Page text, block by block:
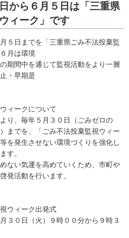
から６月５日は「三重県
ィーク」です
５日までを「三重県ごみ不法投棄監
月は環境
期間中を通じて監視活動をより一層
・早期是
ィークについて
り、毎年５月３０日（ごみゼロの
までを、「ごみ不法投棄監視ウィー
を発生させない環境づくりを強化し
す。
ない気運を高めていくため、市町や
発活動を行います。
視ウィーク出発式
（火）９時００分から９時３